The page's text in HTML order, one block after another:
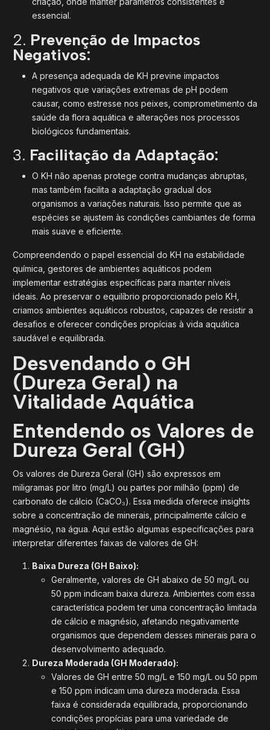
essencial.
2. Prevenção de Impactos
Negativos:
A presença adequada de KH previne impactos
negativos que variações extremas de pH podem
causar, como estresse nos peixes, comprometimento da
saúde da flora aquática e alterações nos processos
biológicos fundamentais.
3. Facilitação da Adaptação:
O KH não apenas protege contra mudanças abruptas,
mas também facilita a adaptação gradual dos
organismos a variações naturais. Isso permite que as
espécies se ajustem às condições cambiantes de forma
mais suave e eficiente.
Compreendendo o papel essencial do KH na estabilidade
química, gestores de ambientes aquáticos podem
implementar estratégias específicas para manter níveis
ideais. Ao preservar o equilíbrio proporcionado pelo KH,
criamos ambientes aquáticos robustos, capazes de resistir a
desafios e oferecer condições propícias à vida aquática
saudável e equilibrada.
Desvendando o GH
(Dureza Geral) na
Vitalidade Aquática
Entendendo os Valores de
Dureza Geral (GH)
Os valores de Dureza Geral (GH) são expressos em
miligramas por litro (mg/L) ou partes por milhão (ppm) de
carbonato de cálcio (CaCO₃). Essa medida oferece insights
sobre a concentração de minerais, principalmente cálcio e
magnésio, na água. Aqui estão algumas especificações para
interpretar diferentes faixas de valores de GH:
Baixa Dureza (GH Baixo):
Geralmente, valores de GH abaixo de 50 mg/L ou
50 ppm indicam baixa dureza. Ambientes com essa
característica podem ter uma concentração limitada
de cálcio e magnésio, afetando negativamente
organismos que dependem desses minerais para o
desenvolvimento adequado.
Dureza Moderada (GH Moderado):
Valores de GH entre 50 mg/L e 150 mg/L ou 50 ppm
e 150 ppm indicam uma dureza moderada. Essa
faixa é considerada equilibrada, proporcionando
condições propícias para uma variedade de